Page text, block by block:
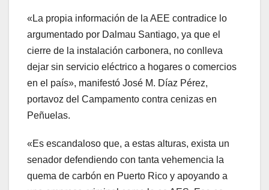
«La propia información de la AEE contradice lo
argumentado por Dalmau Santiago, ya que el
cierre de la instalación carbonera, no conlleva
dejar sin servicio eléctrico a hogares o comercios
en el país», manifestó José M. Díaz Pérez,
portavoz del Campamento contra cenizas en
Peñuelas.
«Es escandaloso que, a estas alturas, exista un
senador defendiendo con tanta vehemencia la
quema de carbón en Puerto Rico y apoyando a